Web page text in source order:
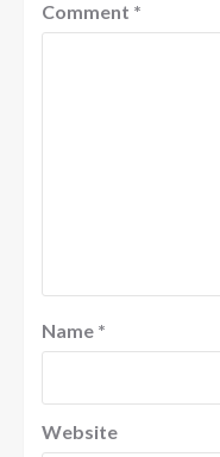
Comment *
Name *
Website